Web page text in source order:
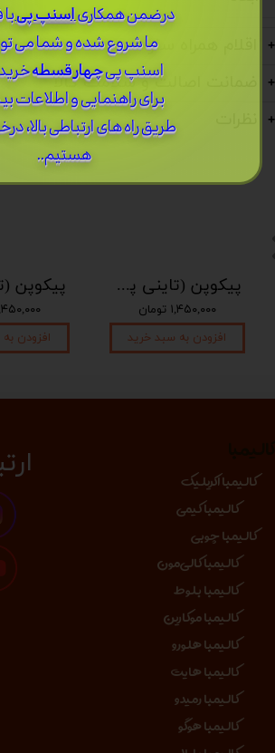
اقلام همراه ساز
ضمانت اصالت و سلامت کالا
۱,۴۵۰,۰۰۰
افزودن
پیکوپن (تاینی پن) 6 نت برند دلکو
۱,۴۵۰,۰۰۰ تومان
افزودن به سبد خرید
کالیمبا اکریلیک
کالیمبا کیمی
کالیمبا چوبی
کالیمبا کالی‌مون
کالیمبا بلوط
کالیمبا موکارین
کالیمبا هلورو
کالیمبا هایت
کالیمبا رمیدو
کالیمبا هوگو
درضمن ​همکاریاسنپ پی
ما شروع شده و شما می
اسنپ پیچهار قسطه
برای راهنمایی و اطلاعات
طریق راه های ارتباطی بالا،
هستیم..